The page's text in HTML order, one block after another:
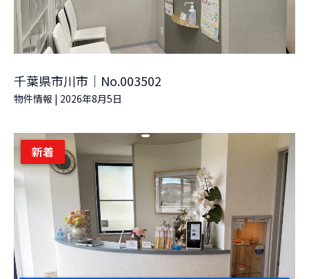
千葉県市川市｜No.003502
物件情報 | 2026年8月5日
新着